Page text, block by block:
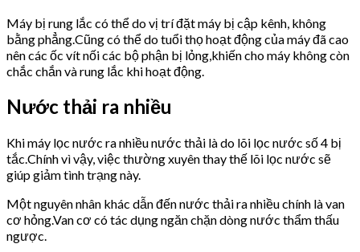
Máy bị rung lắc có thể do vị trí đặt máy bị cập kênh, không
bằng phẳng.Cũng có thể do tuổi thọ hoạt động của máy đã cao
nên các ốc vít nối các bộ phận bị lỏng,khiến cho máy không còn
chắc chắn và rung lắc khi hoạt động.
Nước thải ra nhiều
Khi máy lọc nước ra nhiều nước thải là do lõi lọc nước số 4 bị
tắc.Chính vì vậy, việc thường xuyên thay thế lõi lọc nước sẽ
giúp giảm tình trạng này.
Một nguyên nhân khác dẫn đến nước thải ra nhiều chính là van
cơ hỏng.Van cơ có tác dụng ngăn chặn dòng nước thẩm thấu
ngược.